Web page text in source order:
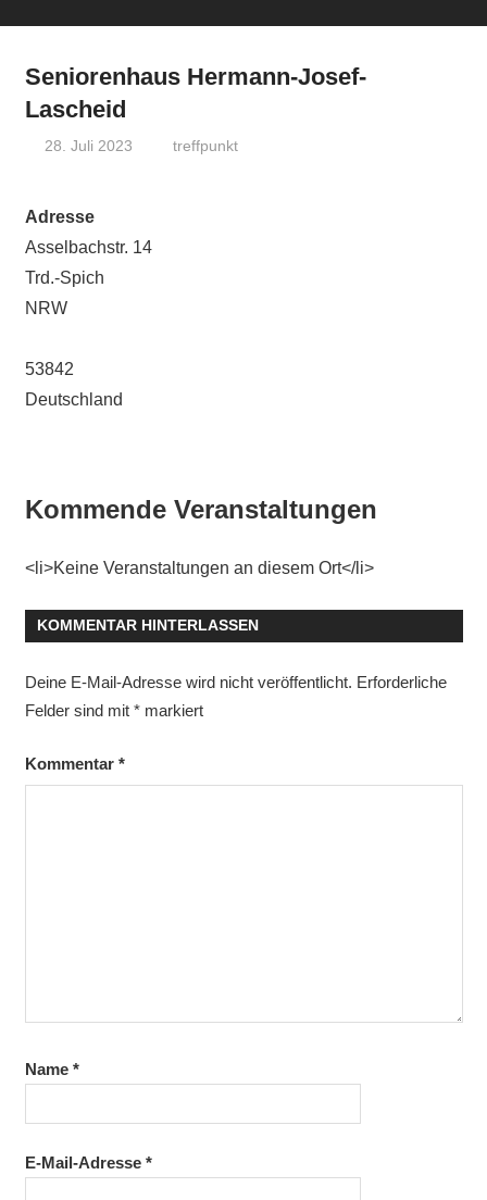
Seniorenhaus Hermann-Josef-
Lascheid
28. Juli 2023 treffpunkt
Adresse
Asselbachstr. 14
Trd.-Spich
NRW
53842
Deutschland
Kommende Veranstaltungen
<li>Keine Veranstaltungen an diesem Ort</li>
KOMMENTAR HINTERLASSEN
Deine E-Mail-Adresse wird nicht veröffentlicht. Erforderliche
Felder sind mit *markiert
Kommentar *
Name *
E-Mail-Adresse *